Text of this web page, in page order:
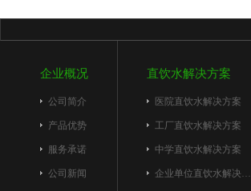
企业概况
公司简介
产品优势
服务承诺
公司新闻
直饮水解决方案
医院直饮水解决方案
工厂直饮水解决方案
中学直饮水解决方案
企业单位直饮水解决…